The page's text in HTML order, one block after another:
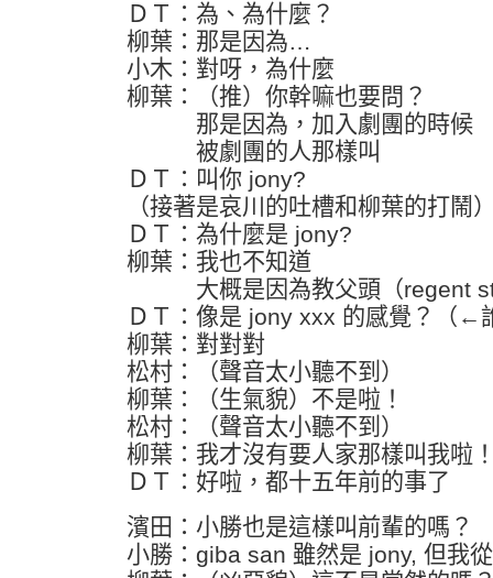
ＤＴ：為、為什麼？
柳葉：那是因為…
小木：對呀，為什麼
柳葉：（推）你幹嘛也要問？
那是因為，加入劇團的時候
被劇團的人那樣叫
ＤＴ：叫你 jony?
（接著是哀川的吐槽和柳葉的打鬧
ＤＴ：為什麼是 jony?
柳葉：我也不知道
大概是因為教父頭（regent
ＤＴ：像是 jony xxx 的感覺？（←
柳葉：對對對
松村：（聲音太小聽不到）
柳葉：（生氣貌）不是啦！
松村：（聲音太小聽不到）
柳葉：我才沒有要人家那樣叫我啦
ＤＴ：好啦，都十五年前的事了
濱田：小勝也是這樣叫前輩的嗎？
小勝：giba san 雖然是 jony, 但我